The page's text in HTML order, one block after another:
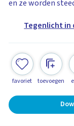
en ze worden
Tegenlicht in
favoriet toevoegen